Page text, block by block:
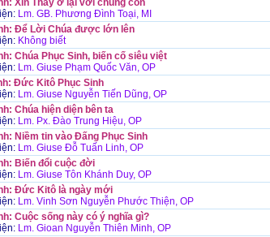
Xin Thầy ở lại với chúng con
Lm. GB. Phương Đình Toại, MI
Để Lời Chúa được lớn lên
Không biết
Chúa Phục Sinh, biến cố siêu việt
Lm. Giuse Phạm Quốc Văn, OP
Đức Kitô Phục Sinh
Lm. Giuse Nguyễn Tiến Dũng, OP
Chúa hiện diện bên ta
Lm. Px. Đào Trung Hiệu, OP
Niềm tin vào Đấng Phục Sinh
Lm. Giuse Đỗ Tuấn Linh, OP
Biến đổi cuộc đời
Lm. Giuse Tôn Khánh Duy, OP
Đức Kitô là ngày mới
Lm. Vinh Sơn Nguyễn Phước Thiện, OP
Cuộc sống này có ý nghĩa gì?
Lm. Gioan Nguyễn Thiên Minh, OP